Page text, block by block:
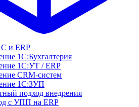
и ERP
1С:Бухгалтерия
1С:УТ / ERP
CRM-систем
1С:ЗУП
подход внедрения
с УПП на ERP